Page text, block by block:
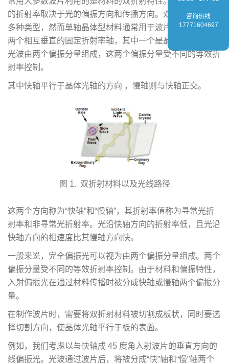
的折射率取决于光的偏振方向和传播方向。双折射材料有很
多种类型，然而单轴晶体型材料通常用于波片。单轴晶体有
两个相互垂直的固定折射率轴，其中一个是晶体光轴。通常
光波由两个偏振分量组成，这两个偏振分量受不同的等效折
射率控制。
其中快轴平行于晶体光轴的方向 ，慢轴则与快轴正交。
图 1. 双折射材料以及光线路径
这两个方向称为“快轴”和“慢轴”，其折射率值称为寻常光折
射率和非寻常光折射率。光沿快轴方向的折射率低，且光沿
快轴方向的相速度比其慢轴方向快。
一般来说，完全偏振光可以视为由两个偏振分量组成。两个
偏振分量受不同的等效折射率控制。由于材料和偏振特性，
入射偏振光在通过材料传播时被分成快轴或慢轴两个偏振分
量。
在制作波片时，需要将双折射材料被切割成板状，同时要选
择切割方向，使晶体光轴平行于板的表面。
例如，我们考虑以与快轴成 45 度角入射波片的垂直方向的
线偏振光。光波通过波片后，将被分成“快”轴和“慢”轴两个
咨询热线
17771604697